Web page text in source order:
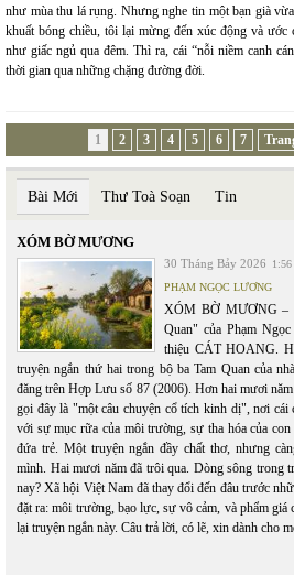
như mùa thu lá rụng. Nhưng nghe tin một bạn già
khuất bóng chiều, tôi lại mừng đến xúc động và ước
như giấc ngủ qua đêm. Thì ra, cái “nỗi niềm canh
thời gian qua những chặng đường đời.
1 2 3 4 5 6 7
Bài Mới Thư Toà Soạn Tin
XÓM BỜ MƯƠNG
30 Tháng Bảy 2026
PHẠM NGỌC LƯƠNG
XÓM BỜ MƯƠNG –
Quan" của Phạm
thiệu CÁT HOANG.
truyện ngắn thứ hai trong bộ ba Tam Quan của
đăng trên Hợp Lưu số 87 (2006). Hơn hai mươi
gọi đây là "một câu chuyện cổ tích kinh dị", nơi cái
với sự mục rữa của môi trường, sự tha hóa của
đứa trẻ. Một truyện ngắn đầy chất thơ, nhưng
mình. Hai mươi năm đã trôi qua. Dòng sông trong
nay? Xã hội Việt Nam đã thay đổi đến đâu trước
đặt ra: môi trường, bạo lực, sự vô cảm, và phẩm
lại truyện ngắn này. Câu trả lời, có lẽ, xin dành cho